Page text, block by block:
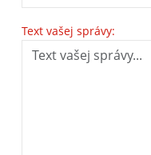
Text vašej správy: